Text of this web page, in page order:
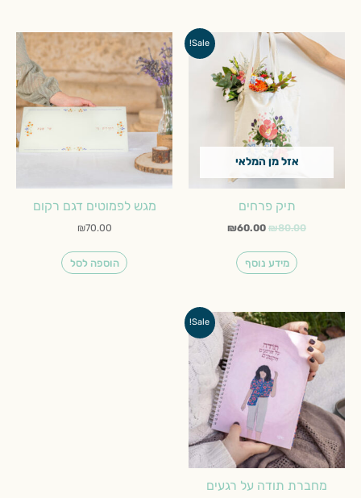
Sale!
אזל מן המלאי
תיק פרחים
₪80.00
המחיר
המקורי
היה:
₪80.00.
₪60.00
המחיר
הנוכחי
הוא:
₪60.00.
מידע נוסף
מגש לפמוטים דגם רקום
₪70.00
הוספה לסל
Sale!
מחברת תודה על רגעים
המחיר
המקורי
היה:
₪58.00.
המחיר
הנוכחי
הוא:
₪30.00.